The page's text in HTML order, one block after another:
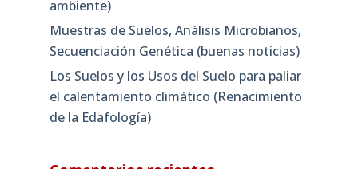
ambiente)
Muestras de Suelos, Análisis Microbianos,
Secuenciación Genética (buenas noticias)
Los Suelos y los Usos del Suelo para paliar
el calentamiento climático (Renacimiento
de la Edafología)